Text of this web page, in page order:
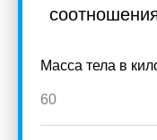
Масса тела в